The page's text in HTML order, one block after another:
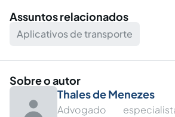
Assuntos relacionados
Aplicativos de transporte
Sobre o autor
Thales de Menezes
Advogado